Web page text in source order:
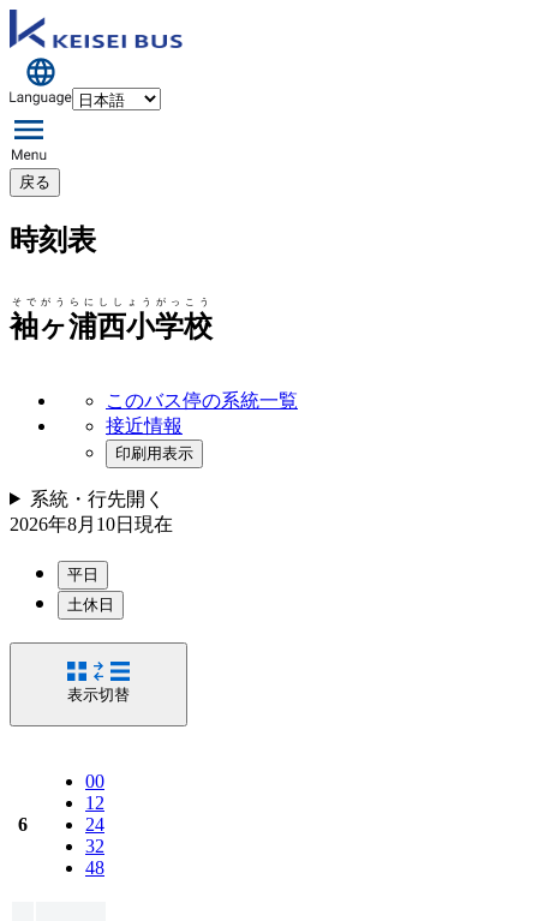
戻る
時刻表
袖ヶ浦西小学校
そでがうらにししょうがっこう
このバス停の系統一覧
接近情報
印刷用表示
系統・行先開く
2026年8月10日 現在
平日
土休日
表示切替
6
00
12
24
32
48